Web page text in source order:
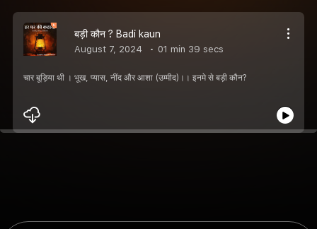
बड़ी कौन ? Badi kaun
August 7, 2024 01 min 39 secs
चार बूड़िया थी । भूख, प्यास, नींद और आशा (उम्मीद)।। इनमे से बड़ी कौन?